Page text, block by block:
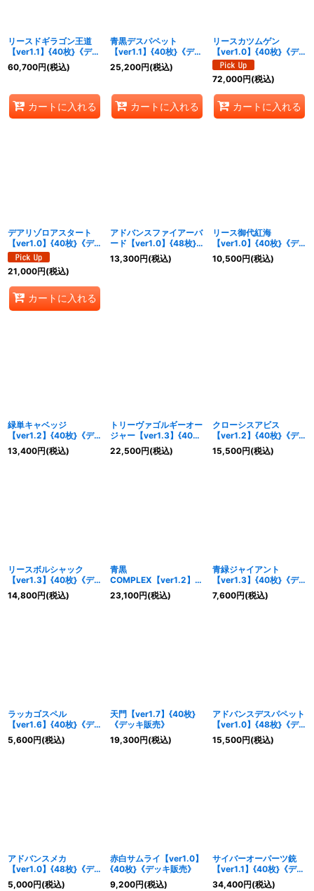
リースドギラゴン王道
【ver1.1】{40枚}《デッ
キ販売》
60,700円(税込)
カートに入れる
青黒デスパペット
【ver1.1】{40枚}《デッ
キ販売》
25,200円(税込)
カートに入れる
リースカツムゲン
【ver1.0】{40枚}《デ
ッキ販売》
72,000円(税込)
カートに入れる
デアリゾロアスタート
【ver1.0】{40枚}《デ
ッキ販売》
21,000円(税込)
カートに入れる
アドバンスファイアーバ
ード【ver1.0】{48枚}
《デッキ販売》
13,300円(税込)
リース御代紅海
【ver1.0】{40枚}《デ
ッキ販売》
10,500円(税込)
緑単キャベッジ
【ver1.2】{40枚}《デ
ッキ販売》
13,400円(税込)
トリーヴァゴルギーオー
ジャー【ver1.3】{40
枚}《デッキ販売》
22,500円(税込)
クローシスアビス
【ver1.2】{40枚}《デ
ッキ販売》
15,500円(税込)
リースボルシャック
【ver1.3】{40枚}《デ
ッキ販売》
14,800円(税込)
青黒
COMPLEX【ver1.2】
{40枚}《デッキ販売》
23,100円(税込)
青緑ジャイアント
【ver1.3】{40枚}《デ
ッキ販売》
7,600円(税込)
ラッカゴスペル
【ver1.6】{40枚}《デ
ッキ販売》
5,600円(税込)
天門【ver1.7】{40枚}
《デッキ販売》
19,300円(税込)
アドバンスデスパペット
【ver1.0】{48枚}《デ
ッキ販売》
15,500円(税込)
アドバンスメカ
【ver1.0】{48枚}《デ
ッキ販売》
5,000円(税込)
赤白サムライ【ver1.0】
{40枚}《デッキ販売》
9,200円(税込)
サイバーオーパーツ銃
【ver1.1】{40枚}《デッ
キ販売》
34,400円(税込)